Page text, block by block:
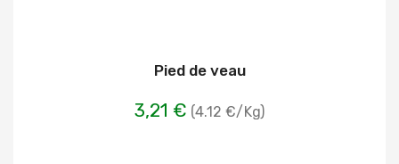
Pied de veau
3,21 € (4.12 €/Kg)